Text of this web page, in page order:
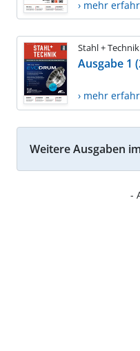
› mehr
Stahl + Technik
Ausgabe 1
› mehr
Weitere Ausgaben
-